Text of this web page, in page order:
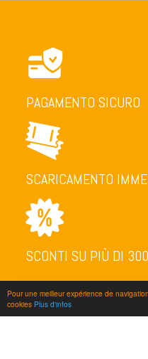
Pour une meilleur expérience de
cookies Plus d'infos
PAGAMENTO SICURO
SCARICAMENTO
SCONTI SU PIÙ DI